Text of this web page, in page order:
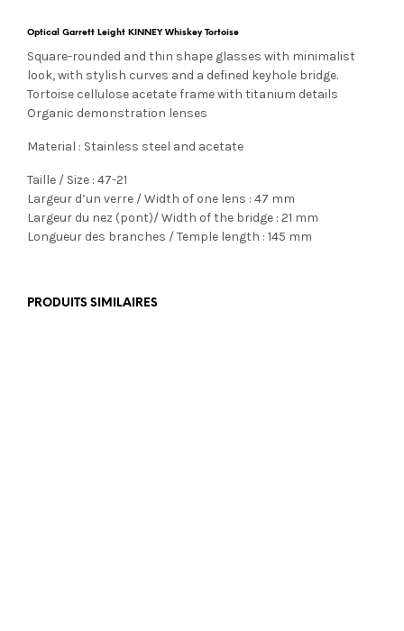
Optical Garrett Leight KINNEY Whiskey Tortoise
Square-rounded and thin shape glasses with minimalist
look, with stylish curves and a defined keyhole bridge.
Tortoise cellulose acetate frame with titanium details
Organic demonstration lenses
Material : Stainless steel and acetate
Taille / Size : 47-21
Largeur d’un verre / Width of one lens : 47 mm
Largeur du nez (pont)/ Width of the bridge : 21 mm
Longueur des branches / Temple length : 145 mm
PRODUITS SIMILAIRES